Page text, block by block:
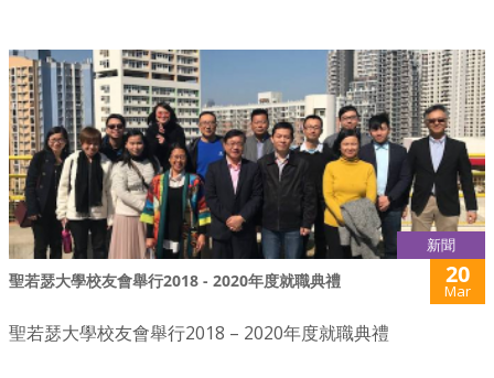
新聞
聖若瑟大學校友會舉行2018 - 2020年度就職典禮 20
Mar
聖若瑟大學校友會舉行2018 – 2020年度就職典禮